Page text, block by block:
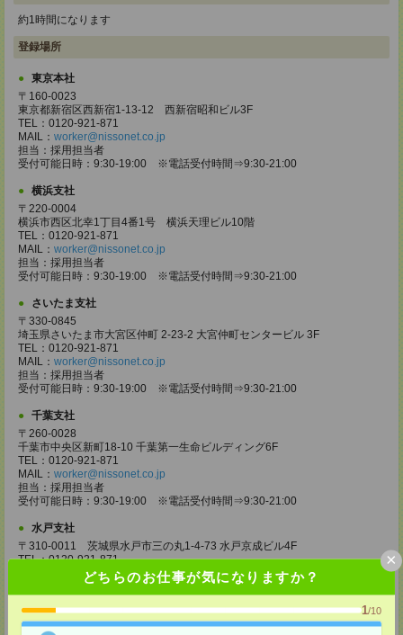
どちらのお仕事が気になりますか？
1/10
×
約1時間になります
登録場所
東京本社
〒160-0023
東京都新宿区西新宿1-13-12 西新宿昭和ビル3F
TEL：0120-921-871
MAIL： worker@nissonet.co.jp
担当：採用担当者
受付可能日時：9:30-19:00 ※電話受付時間⇒9:30-21:00
横浜支社
〒220-0004
横浜市西区北幸1丁目4番1号 横浜天理ビル10階
TEL：0120-921-871
MAIL： worker@nissonet.co.jp
担当：採用担当者
受付可能日時：9:30-19:00 ※電話受付時間⇒9:30-21:00
さいたま支社
〒330-0845
埼玉県さいたま市大宮区仲町 2-23-2 大宮仲町センタービル 3F
TEL：0120-921-871
MAIL： worker@nissonet.co.jp
担当：採用担当者
受付可能日時：9:30-19:00 ※電話受付時間⇒9:30-21:00
千葉支社
〒260-0028
千葉市中央区新町18-10 千葉第一生命ビルディング6F
TEL：0120-921-871
MAIL： worker@nissonet.co.jp
担当：採用担当者
受付可能日時：9:30-19:00 ※電話受付時間⇒9:30-21:00
水戸支社
〒310-0011 茨城県水戸市三の丸1-4-73 水戸京成ビル4F
TEL：0120-921-871
worker@nissonet.co.jp
担当：採用担当者
宇都宮支社